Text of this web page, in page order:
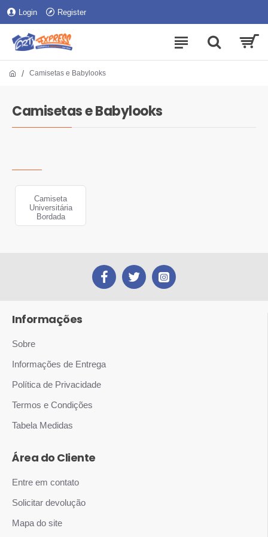
Login Register
Camisetas e Babylooks
Camisetas e Babylooks
Camiseta
Universitária
Bordada
Informações
Sobre
Informações de Entrega
Política de Privacidade
Termos e Condições
Tabela Medidas
Área do Cliente
Entre em contato
Solicitar devolução
Mapa do site